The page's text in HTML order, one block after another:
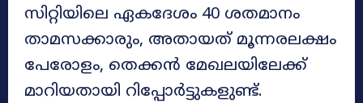
സിറ്റിയിലെ ഏകദേശം 40 ശതമാനം
താമസക്കാരും, അതായത് മൂന്നരലക്ഷം
പേരോളം, തെക്കൻ മേഖലയിലേക്ക്
മാറിയതായി റിപ്പോർട്ടുകളുണ്ട്.